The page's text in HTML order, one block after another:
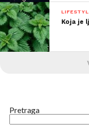
Koja je
Pretraga